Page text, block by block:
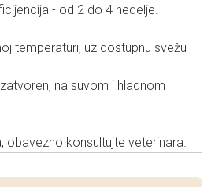
- od 2 do 4 nedelje.
temperaturi, uz dostupnu svežu
na suvom i hladnom
obavezno konsultujte veterinara.